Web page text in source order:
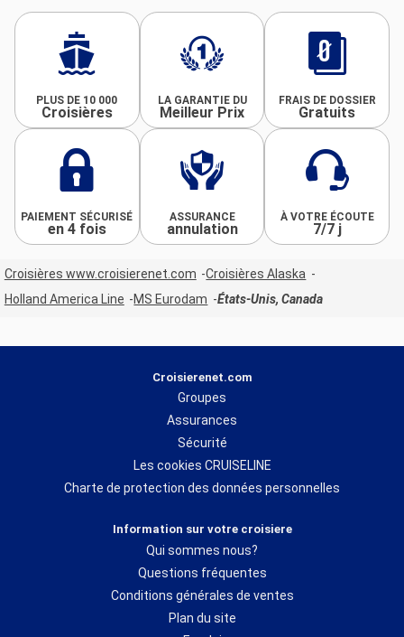
PLUS DE 10 000
Croisières
LA GARANTIE DU
Meilleur Prix
FRAIS DE DOSSIER
Gratuits
PAIEMENT SÉCURISÉ
en 4 fois
ASSURANCE
annulation
À VOTRE ÉCOUTE
7/7 j
Croisières www.croisierenet.com
Croisières Alaska
Holland America Line
MS Eurodam États-Unis, Canada
Croisierenet.com
Groupes
Assurances
Sécurité
Les cookies CRUISELINE
Charte de protection des données personnelles
Information sur votre croisiere
Qui sommes nous?
Questions fréquentes
Conditions générales de ventes
Plan du site